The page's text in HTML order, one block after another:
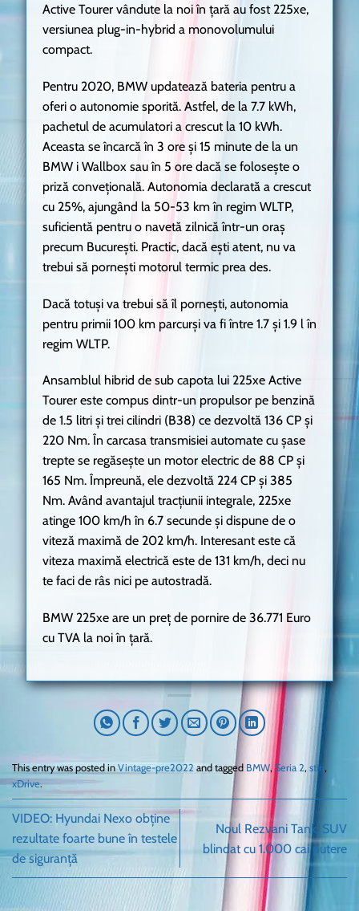
Active Tourer vândute la noi în țară au fost 225xe,
versiunea plug-in-hybrid a monovolumului
compact.
Pentru 2020, BMW updatează bateria pentru a
oferi o autonomie sporită. Astfel, de la 7.7 kWh,
pachetul de acumulatori a crescut la 10 kWh.
Aceasta se încarcă în 3 ore și 15 minute de la un
BMW i Wallbox sau în 5 ore dacă se folosește o
priză convețională. Autonomia declarată a crescut
cu 25%, ajungând la 50-53 km în regim WLTP,
suficientă pentru o navetă zilnică într-un oraș
precum București. Practic, dacă ești atent, nu va
trebui să pornești motorul termic prea des.
Dacă totuși va trebui să îl pornești, autonomia
pentru primii 100 km parcurși va fi între 1.7 și 1.9 l în
regim WLTP.
Ansamblul hibrid de sub capota lui 225xe Active
Tourer este compus dintr-un propulsor pe benzină
de 1.5 litri și trei cilindri (B38) ce dezvoltă 136 CP și
220 Nm. În carcasa transmisiei automate cu șase
trepte se regăsește un motor electric de 88 CP și
165 Nm. Împreună, ele dezvoltă 224 CP și 385
Nm. Având avantajul tracțiunii integrale, 225xe
atinge 100 km/h în 6.7 secunde și dispune de o
viteză maximă de 202 km/h. Interesant este că
viteza maximă electrică este de 131 km/h, deci nu
te faci de râs nici pe autostradă.
BMW 225xe are un preț de pornire de 36.771 Euro
cu TVA la noi în țară.
This entry was posted in Vintage-pre2022 and tagged BMW,Seria 2, stiri,
xDrive.
VIDEO: Hyundai Nexo obține
rezultate foarte bune în testele
de siguranță
Noul Rezvani Tank, SUV
blindat cu 1.000 cai putere